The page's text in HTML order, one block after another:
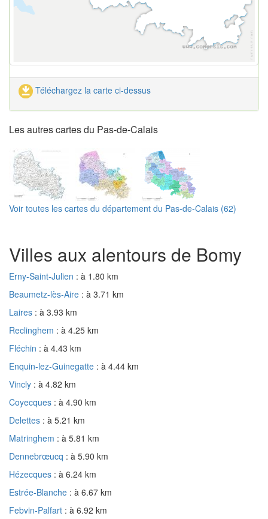
Téléchargez la carte ci-dessus
Les autres cartes du Pas-de-Calais
Voir toutes les cartes du département du Pas-de-Calais (62)
Villes aux alentours de Bomy
Erny-Saint-Julien : à 1.80 km
Beaumetz-lès-Aire : à 3.71 km
Laires : à 3.93 km
Reclinghem : à 4.25 km
Fléchin : à 4.43 km
Enquin-lez-Guinegatte : à 4.44 km
Vincly : à 4.82 km
Coyecques : à 4.90 km
Delettes : à 5.21 km
Matringhem : à 5.81 km
Dennebrœucq : à 5.90 km
Hézecques : à 6.24 km
Estrée-Blanche : à 6.67 km
Febvin-Palfart : à 6.92 km